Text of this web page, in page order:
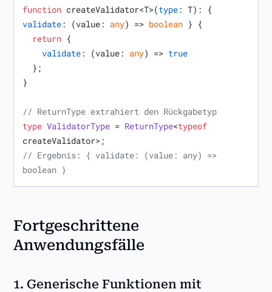
function createValidator<T>(type
validate: (value: any) => boolean } {
return {
validate: (value: any) => true
}
// ReturnType extrahiert den Rückgabetyp
type ValidatorType = ReturnType<typeof
// Ergebnis: { validate: (value: any) =>
boolean }
Fortgeschrittene
Anwendungsfälle
1. Generische Funktionen mit